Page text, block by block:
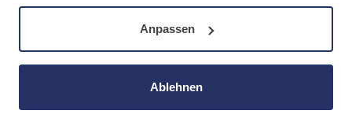
Anpassen
Ablehnen